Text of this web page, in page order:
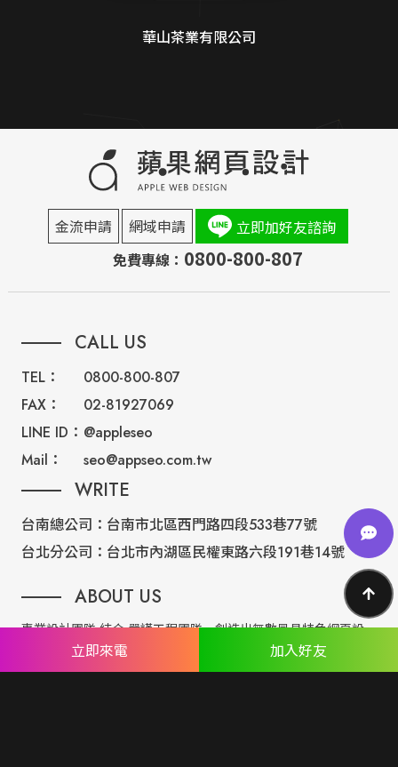
華山茶業有限公司
金流申請 網域申請
立即加好友諮詢
免費專線： 0800-800-807
CALL US
TEL：
0800-800-807
FAX：
02-81927069
LINE ID： @appleseo
Mail：
seo@appseo.com.tw
WRITE
台南總公司： 台南市北區西門路四段533巷77號
台北分公司： 台北市內湖區民權東路六段191巷14號
ABOUT US
專業設計團隊 結合 嚴謹工程團隊，創造出無數最具特色網頁設
計，不管是時尚美感或是網站最新特效技術，我們仍不斷學習推
出最創新的網頁設計。
立即來電 加入好友